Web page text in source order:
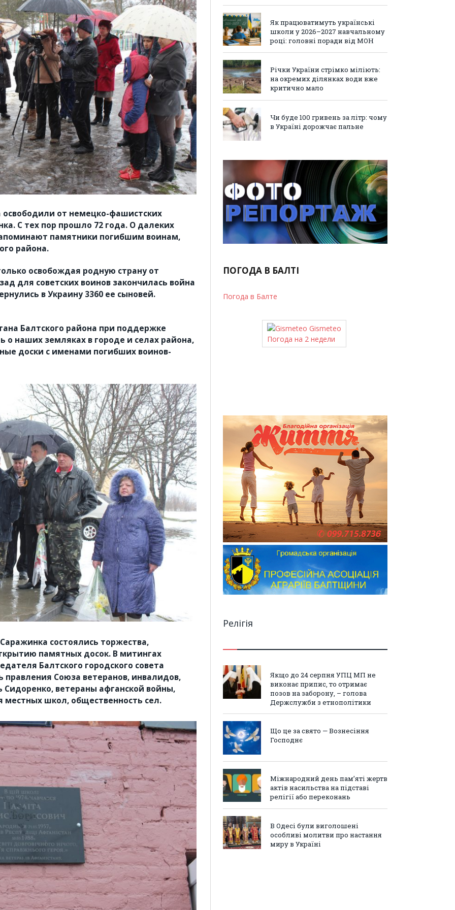
освободили от немецко-фашистских
С тех пор прошло 72 года. О далеких
памятники погибшим воинам,
района.
освобождая родную страну от
для советских воинов закончилась война
в Украину 3360 ее сыновей.
Балтского района при поддержке
о наших земляках в городе и селах района,
доски с именами погибших воинов-
состоялись торжества,
памятных досок. В митингах
Балтского городского совета
Союза ветеранов, инвалидов,
Сидоренко, ветераны афганской войны,
местных школ, общественность сел.
Як працюватимуть українські
школи у 2026–2027 навчальному
році: головні поради від МОН
Річки України стрімко міліють:
на окремих ділянках води вже
критично мало
Чи буде 100 гривень за літр: чому
в Україні дорожчає пальне
ПОГОДА В БАЛТІ
Погода в Балте
Gismeteo
Погода на 2 недели
Релігія
Якщо до 24 серпня УПЦ МП не
виконає припис, то отримає
позов на заборону, – голова
Держслужби з етнополітики
Що це за свято — Вознесіння
Господнє
Міжнародний день пам’яті жертв
актів насильства на підставі
релігії або переконань
В Одесі були виголошені
особливі молитви про настання
миру в Україні